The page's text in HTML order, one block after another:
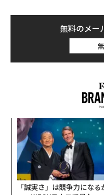
無料のメー
「誠実さ」は競争力になる